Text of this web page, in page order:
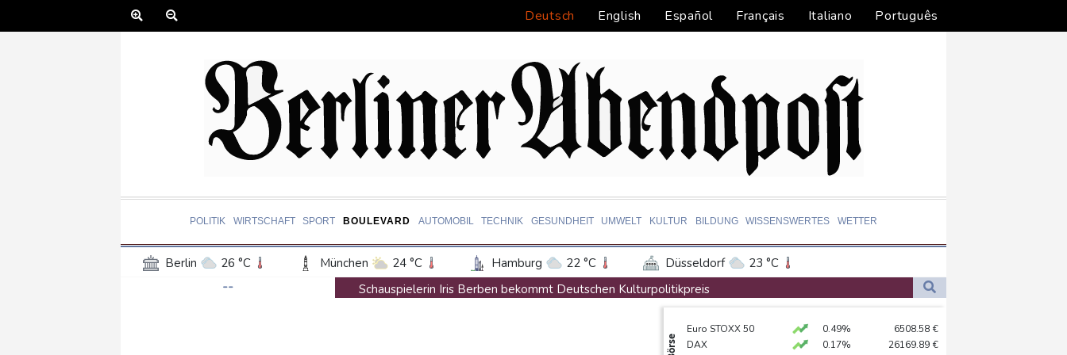
Deutsch English Español Français Italiano Português
POLITIK WIRTSCHAFT SPORT BOULEVARD AUTOMOBIL TECHNIK GESUNDHEIT UMWELT KULTUR BILDUNG WISSENSWERTES WETTER
Berlin 26 °C München 24 °C Hamburg 22 °C Düsseldorf
23 °C
Frankfurt am Main
Potsdam 26 °C Leipzig 28 °C
Bremen
Wien
33 °C
--
Schauspielerin Iris Berben bekommt Deutschen Kulturpolitikpreis
Papst Leo bei Besuch in Assisi von tausenden jungen Menschen begeistert empfangen
Börse
Euro STOXX 50 0.49% 6508.58 €
DAX
0.17% 26169.89 €